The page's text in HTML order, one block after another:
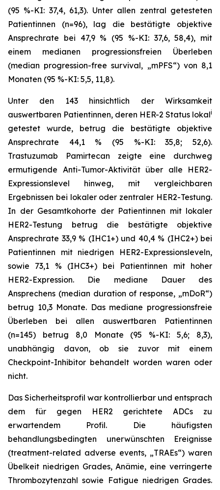
(95 %-KI: 37,4, 61,3). Unter allen zentral getesteten
Patientinnen (n=96), lag die bestätigte objektive
Ansprechrate bei 47,9 % (95 %-KI: 37,6, 58,4), mit
einem medianen progressionsfreien Überleben
(median progression-free survival, „mPFS“) von 8,1
Monaten (95 %-KI: 5,5, 11,8).
Unter den 143 hinsichtlich der Wirksamkeit
auswertbaren Patientinnen, deren HER-2 Status lokali
getestet wurde, betrug die bestätigte objektive
Ansprechrate 44,1 % (95 %-KI: 35,8; 52,6).
Trastuzumab Pamirtecan zeigte eine durchweg
ermutigende Anti-Tumor-Aktivität über alle HER2-
Expressionslevel hinweg, mit vergleichbaren
Ergebnissen bei lokaler oder zentraler HER2-Testung.
In der Gesamtkohorte der Patientinnen mit lokaler
HER2-Testung betrug die bestätigte objektive
Ansprechrate 33,9 % (IHC1+) und 40,4 % (IHC2+) bei
Patientinnen mit niedrigen HER2-Expressionsleveln,
sowie 73,1 % (IHC3+) bei Patientinnen mit hoher
HER2-Expression. Die mediane Dauer des
Ansprechens (median duration of response, „mDoR“)
betrug 10,3 Monate. Das mediane progressionsfreie
Überleben bei allen auswertbaren Patientinnen
(n=145) betrug 8,0 Monate (95 %-KI: 5,6; 8,3),
unabhängig davon, ob sie zuvor mit einem
Checkpoint-Inhibitor behandelt worden waren oder
nicht.
Das Sicherheitsprofil war kontrollierbar und entsprach
dem für gegen HER2 gerichtete ADCs zu
erwartendem Profil. Die häufigsten
behandlungsbedingten unerwünschten Ereignisse
(treatment-related adverse events, „TRAEs“) waren
Übelkeit niedrigen Grades, Anämie, eine verringerte
Thrombozytenzahl sowie Fatigue niedrigen Grades.